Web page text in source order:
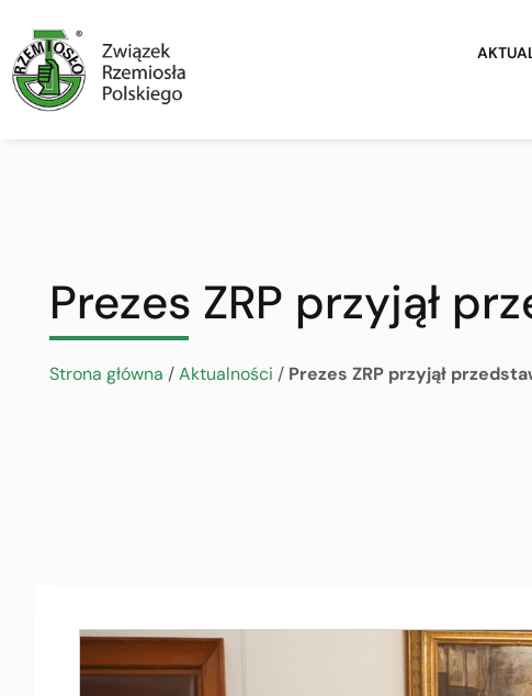
Prezes ZRP przyjął
Strona główna /Aktualności / Prezes ZRP przyjął